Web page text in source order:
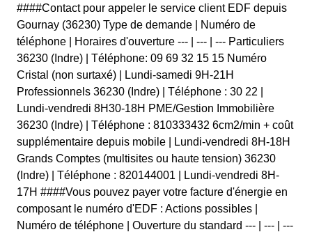
####Contact pour appeler le service client EDF depuis
Gournay (36230) Type de demande | Numéro de
téléphone | Horaires d'ouverture --- | --- | --- Particuliers
36230 (Indre) | Téléphone: 09 69 32 15 15 Numéro
Cristal (non surtaxé) | Lundi-samedi 9H-21H
Professionnels 36230 (Indre) | Téléphone : 30 22 |
Lundi-vendredi 8H30-18H PME/Gestion Immobilière
36230 (Indre) | Téléphone : 810333432 6cm2/min + coût
supplémentaire depuis mobile | Lundi-vendredi 8H-18H
Grands Comptes (multisites ou haute tension) 36230
(Indre) | Téléphone : 820144001 | Lundi-vendredi 8H-
17H ####Vous pouvez payer votre facture d'énergie en
composant le numéro d'EDF : Actions possibles |
Numéro de téléphone | Ouverture du standard --- | --- | ---